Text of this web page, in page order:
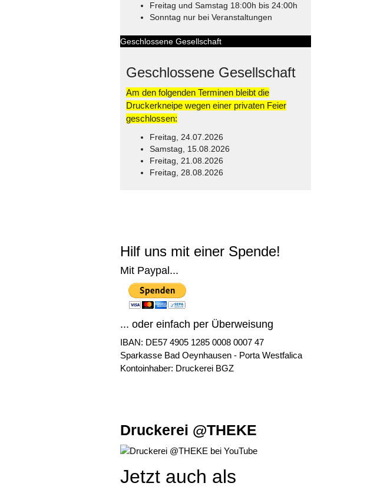
Freitag und Samstag 18:00h bis 24:00h
Sonntag nur bei Veranstaltungen
Geschlossene Gesellschaft
Geschlossene Gesellschaft
Am den folgenden Terminen bleibt die
Druckerkneipe wegen einer privaten Feier
geschlossen:
Freitag, 24.07.2026
Samstag, 15.08.2026
Freitag, 21.08.2026
Freitag, 28.08.2026
Hilf uns mit einer Spende!
Mit Paypal...
... oder einfach per Überweisung
IBAN: DE57 4905 1285 0008 0007 47
Sparkasse Bad Oeynhausen - Porta Westfalica
Kontoinhaber: Druckerei BGZ
Druckerei @THEKE
Jetzt auch als